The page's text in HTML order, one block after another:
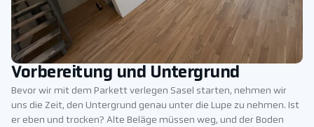
Vorbereitung und Untergrund
Bevor wir mit dem Parkett verlegen Sasel starten, nehmen wir
uns die Zeit, den Untergrund genau unter die Lupe zu nehmen. Ist
er eben und trocken? Alte Beläge müssen weg, und der Boden